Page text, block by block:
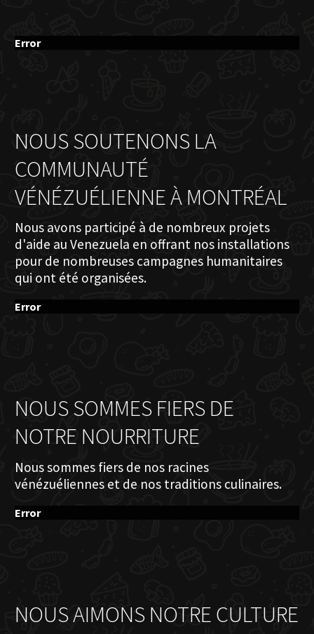
Error
NOUS SOUTENONS LA
COMMUNAUTÉ
VÉNÉZUÉLIENNE À MONTRÉAL
Nous avons participé à de nombreux projets
d'aide au Venezuela en offrant nos installations
pour de nombreuses campagnes humanitaires
qui ont été organisées.
Error
NOUS SOMMES FIERS DE
NOTRE NOURRITURE
Nous sommes fiers de nos racines
vénézuéliennes et de nos traditions culinaires.
Error
NOUS AIMONS NOTRE CULTURE